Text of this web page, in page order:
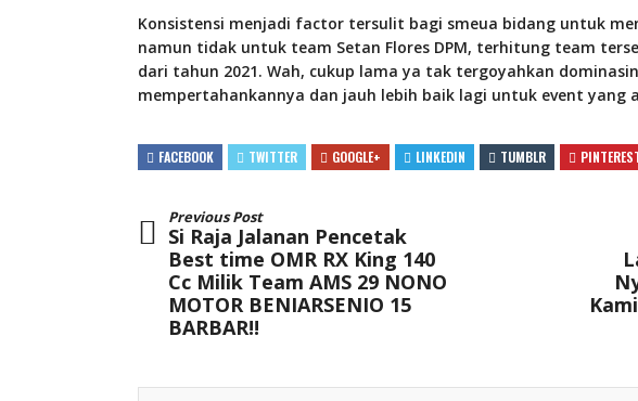
Konsistensi menjadi factor tersulit bagi smeua bidang untuk
namun tidak untuk team Setan Flores DPM, terhitung team
dari tahun 2021. Wah, cukup lama ya tak tergoyahkan
mempertahankannya dan jauh lebih baik lagi untuk event yang
FACEBOOK TWITTER GOOGLE+ LINKEDIN TUMBLR
Previous Post
Si Raja Jalanan Pencetak
Best time OMR RX King 140
Cc Milik Team AMS 29 NONO
MOTOR BENIARSENIO 15
BARBAR!!